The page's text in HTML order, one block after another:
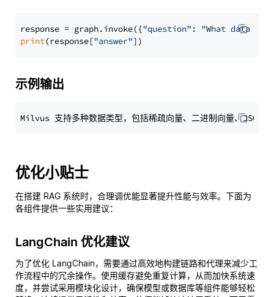
response = graph.invoke({"question" : "What data
print(response["answer"
示例输出
优化小贴士
在搭建 RAG 系统时，合理调优能显著提升性能与效率。下面为
各组件提供一些实用建议：
LangChain 优化建议
为了优化 LangChain，需要通过高效地构建链路和代理来减少工
作流程中的冗余操作。使用缓存避免重复计算，从而加快系统速
度，并尝试采用模块化设计，确保模型或数据库等组件能够轻松